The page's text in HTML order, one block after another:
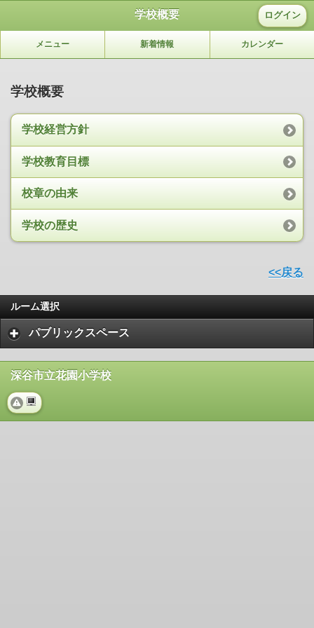
学校概要 ログイン
メニュー 新着情報 カレンダー
学校概要
学校経営方針
学校教育目標
校章の由来
学校の歴史
<<戻る
ルーム選択
パブリックスペース
深谷市立花園小学校